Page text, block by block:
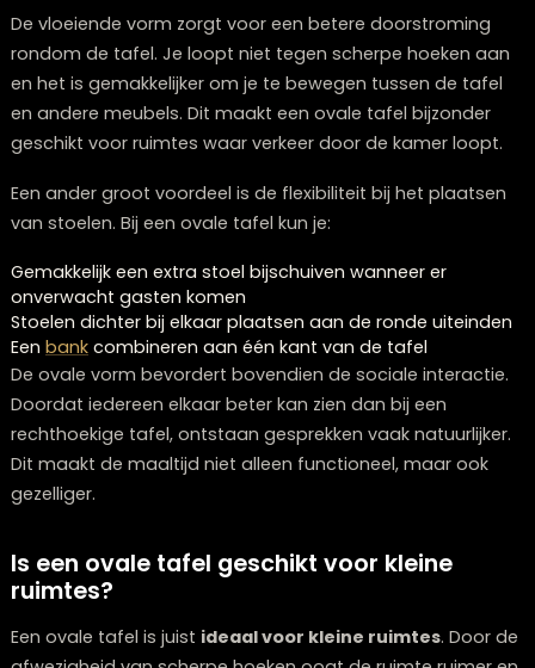
afgeronde hoeken neemt hij minder visuele ruimte in
beslag, terwijl het tafelblad toch voldoende
biedt voor etentjes en andere activiteiten.
rondom de tafel. Je loopt niet tegen scherpe hoeken
en het is gemakkelijker om je te bewegen tussen de
en andere meubels. Dit maakt een ovale tafel
geschikt voor ruimtes waar verkeer door de kamer
Een ander groot voordeel is de flexibiliteit bij het
van stoelen. Bij een ovale tafel kun je:
Gemakkelijk een extra stoel bijschuiven wanneer er
onverwacht gasten komen
Stoelen dichter bij elkaar plaatsen aan de ronde
De ovale vorm bevordert bovendien de sociale
Doordat iedereen elkaar beter kan zien dan bij een
Dit maakt de maaltijd niet alleen functioneel, maar